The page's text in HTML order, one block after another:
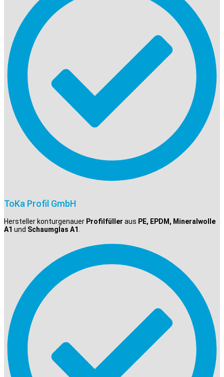
ToKa Profil GmbH
Hersteller konturgenauer Profilfüller aus PE, EPDM, Mineralwolle
A1 und Schaumglas A1.